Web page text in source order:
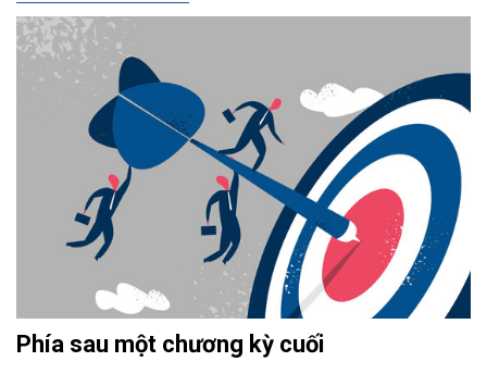
Phía sau một chương kỳ cuối